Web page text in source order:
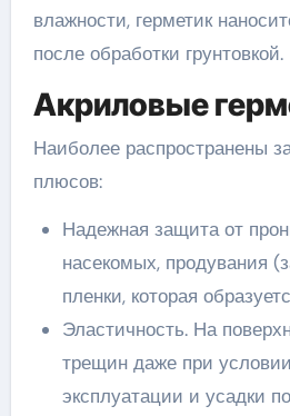
влажности, герметик
после обработки грунтовкой.
Акриловые
Наиболее распространены
плюсов:
Надежная защита от
насекомых, продувания
пленки, которая
Эластичность. На
трещин даже при
эксплуатации и усадки